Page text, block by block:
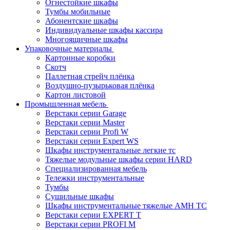
Огнестойкие шкафы
Тумбы мобильные
Абонентские шкафы
Индивидуальные шкафы кассира
Многоящичные шкафы
Упаковочные материалы
Картонные коробки
Скотч
Паллетная стрейч плёнка
Воздушно-пузырьковая плёнка
Картон листовой
Промышленная мебель
Верстаки серии Garage
Верстаки серии Master
Верстаки серии Profi W
Верстаки серии Expert WS
Шкафы инструментальные легкие тс
Тяжелые модульные шкафы серии HARD
Cпециализированная мебель
Тележки инструментальные
Тумбы
Cушильные шкафы
Шкафы инструментальные тяжелые AMH TC
Верстаки серии EXPERT T
Верстаки серии PROFI M